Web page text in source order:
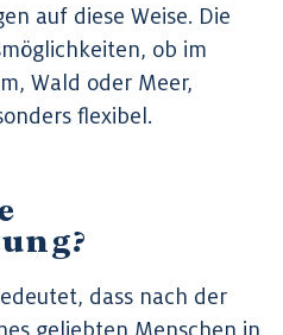
auf diese Weise. Die
ob im
Wald oder Meer,
flexibel.
dass nach der
geliebten Menschen in